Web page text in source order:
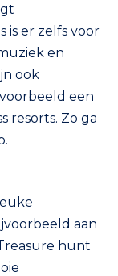
is er zelfs voor
en
ook
een
resorts. Zo ga
aan
hunt